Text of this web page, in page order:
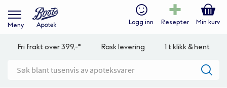
Meny Logg inn Resepter Min kurv
Fri frakt over 399,-* Rask levering 1 t klikk & hent